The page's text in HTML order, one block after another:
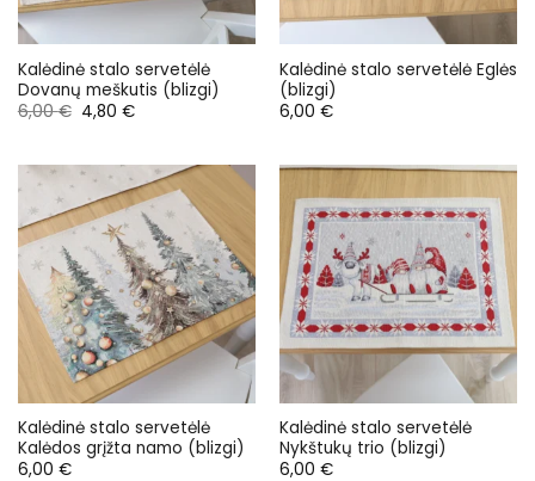
Kalėdinė stalo servetėlė
Dovanų meškutis (blizgi)
6,00€ Original
price
4,80 €Current
Kalėdinė stalo servetėlė Eglės
(blizgi)
6,00 €
Kalėdinė stalo servetėlė
Kalėdos grįžta namo (blizgi)
6,00 €
Kalėdinė stalo servetėlė
Nykštukų trio (blizgi)
6,00 €